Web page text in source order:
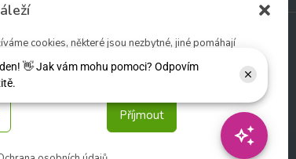
cookies, některé jsou nezbytné, jiné pomáhají
Příjmout
Sledujte nás: